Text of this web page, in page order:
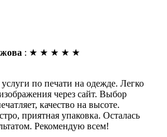
: ★ ★ ★ ★ ★
по печати на одежде. Легко
через сайт. Выбор
качество на высоте.
приятная упаковка. Осталась
Рекомендую всем!